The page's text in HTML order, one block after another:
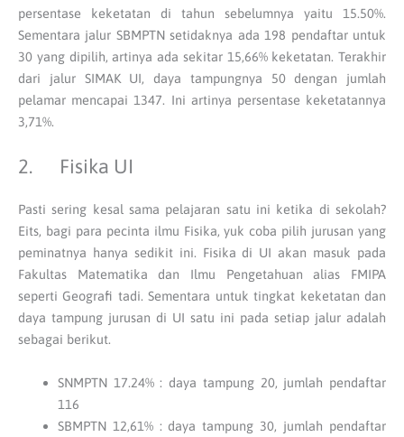
persentase keketatan di tahun sebelumnya yaitu 15.50%.
Sementara jalur SBMPTN setidaknya ada 198 pendaftar untuk
30 yang dipilih, artinya ada sekitar 15,66% keketatan. Terakhir
dari jalur SIMAK UI, daya tampungnya 50 dengan jumlah
pelamar mencapai 1347. Ini artinya persentase keketatannya
3,71%.
2. Fisika UI
Pasti sering kesal sama pelajaran satu ini ketika di sekolah?
Eits, bagi para pecinta ilmu Fisika, yuk coba pilih jurusan yang
peminatnya hanya sedikit ini. Fisika di UI akan masuk pada
Fakultas Matematika dan Ilmu Pengetahuan alias FMIPA
seperti Geografi tadi. Sementara untuk tingkat keketatan dan
daya tampung jurusan di UI satu ini pada setiap jalur adalah
sebagai berikut.
SNMPTN 17.24% : daya tampung 20, jumlah pendaftar
116
SBMPTN 12,61% : daya tampung 30, jumlah pendaftar